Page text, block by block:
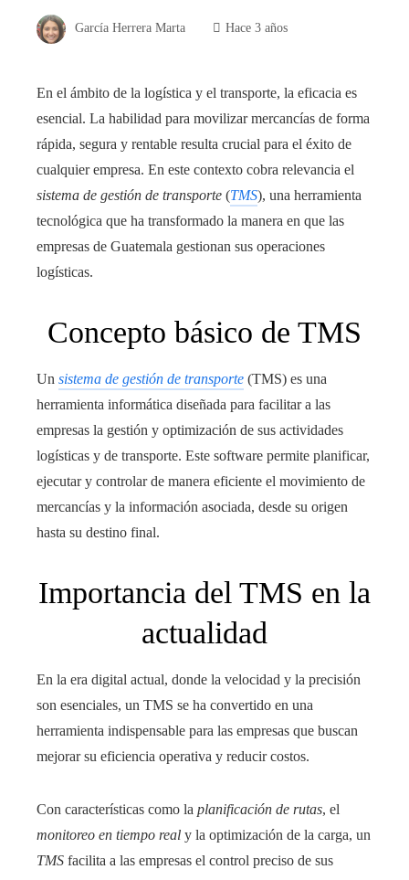
García Herrera Marta Hace 3 años
En el ámbito de la logística y el transporte, la eficacia es
esencial. La habilidad para movilizar mercancías de forma
rápida, segura y rentable resulta crucial para el éxito de
cualquier empresa. En este contexto cobra relevancia el
sistema de gestión de transporte (TMS), una herramienta
tecnológica que ha transformado la manera en que las
empresas de Guatemala gestionan sus operaciones
logísticas.
Concepto básico de TMS
Un sistema de gestión de transporte (TMS) es una
herramienta informática diseñada para facilitar a las
empresas la gestión y optimización de sus actividades
logísticas y de transporte. Este software permite planificar,
ejecutar y controlar de manera eficiente el movimiento de
mercancías y la información asociada, desde su origen
hasta su destino final.
Importancia del TMS en la
actualidad
En la era digital actual, donde la velocidad y la precisión
son esenciales, un TMS se ha convertido en una
herramienta indispensable para las empresas que buscan
mejorar su eficiencia operativa y reducir costos.
Con características como la planificación de rutas, el
monitoreo en tiempo real y la optimización de la carga, un
TMS facilita a las empresas el control preciso de sus